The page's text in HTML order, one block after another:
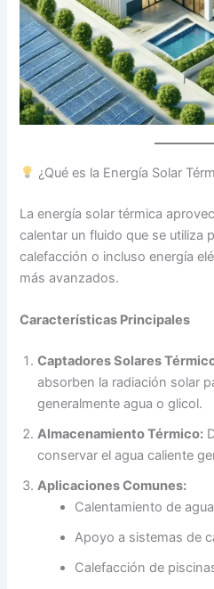
¿Qué es la Energía Solar
La energía solar térmica
calentar un fluido que se utiliza
calefacción o incluso energía
más avanzados.
Características Principales
Captadores Solares
absorben la radiación solar
generalmente agua o glicol.
Almacenamiento Térmico:
conservar el agua caliente
Aplicaciones Comunes:
Calentamiento de
Apoyo a sistemas de
Calefacción de